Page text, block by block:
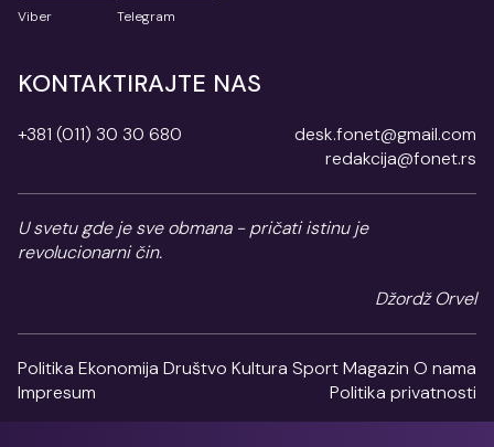
Viber Telegram
KONTAKTIRAJTE NAS
+381 (011) 30 30 680
desk.fonet@gmail.com
redakcija@fonet.rs
U svetu gde je sve obmana - pričati istinu je
revolucionarni čin.
Džordž Orvel
Politika Ekonomija Društvo Kultura SportMagazin O nama
Impresum
Politika privatnosti